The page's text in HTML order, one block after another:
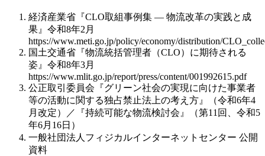
経済産業省『CLO取組事例集 — 物流改革の実践と成
果』令和8年2月
https://www.meti.go.jp/policy/economy/distribution/
国土交通省『物流統括管理者（CLO）に期待される
姿』令和8年3月
https://www.mlit.go.jp/report/press/content/001992615.pdf
公正取引委員会『グリーン社会の実現に向けた事業者
等の活動に関する独占禁止法上の考え方』（令和6年4
月改定）／『持続可能な物流検討会』（第11回、令和5
年6月16日）
一般社団法人フィジカルインターネットセンター 公開
資料